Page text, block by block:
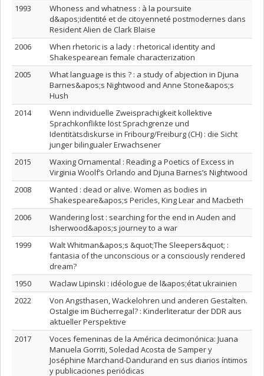
1993
Whoness and whatness : à la poursuite
d&apos;identité et de citoyenneté postmodernes dans
Resident Alien de Clark Blaise
2006
When rhetoric is a lady : rhetorical identity and
Shakespearean female characterization
2005
What language is this ? : a study of abjection in Djuna
Barnes&apos;s Nightwood and Anne Stone&apos;s
Hush
2014
Wenn individuelle Zweisprachigkeit kollektive
Sprachkonflikte löst Sprachgrenze und
Identitätsdiskurse in Fribourg/Freiburg (CH) : die Sicht
junger bilingualer Erwachsener
2015
Waxing Ornamental : Reading a Poetics of Excess in
Virginia Woolf’s Orlando and Djuna Barnes’s Nightwood
2008
Wanted : dead or alive. Women as bodies in
Shakespeare&apos;s Pericles, King Lear and Macbeth
2006
Wandering lost : searching for the end in Auden and
Isherwood&apos;s journey to a war
1999
Walt Whitman&apos;s &quot;The Sleepers&quot; :
fantasia of the unconscious or a consciously rendered
dream?
1950
Waclaw Lipinski : idéologue de l&apos;état ukrainien
2022
Von Angsthasen, Wackelohren und anderen Gestalten.
Ostalgie im Bücherregal? : Kinderliteratur der DDR aus
aktueller Perspektive
2017
Voces femeninas de la América decimonónica: Juana
Manuela Gorriti, Soledad Acosta de Samper y
Joséphine Marchand-Dandurand en sus diarios íntimos
y publicaciones periódicas